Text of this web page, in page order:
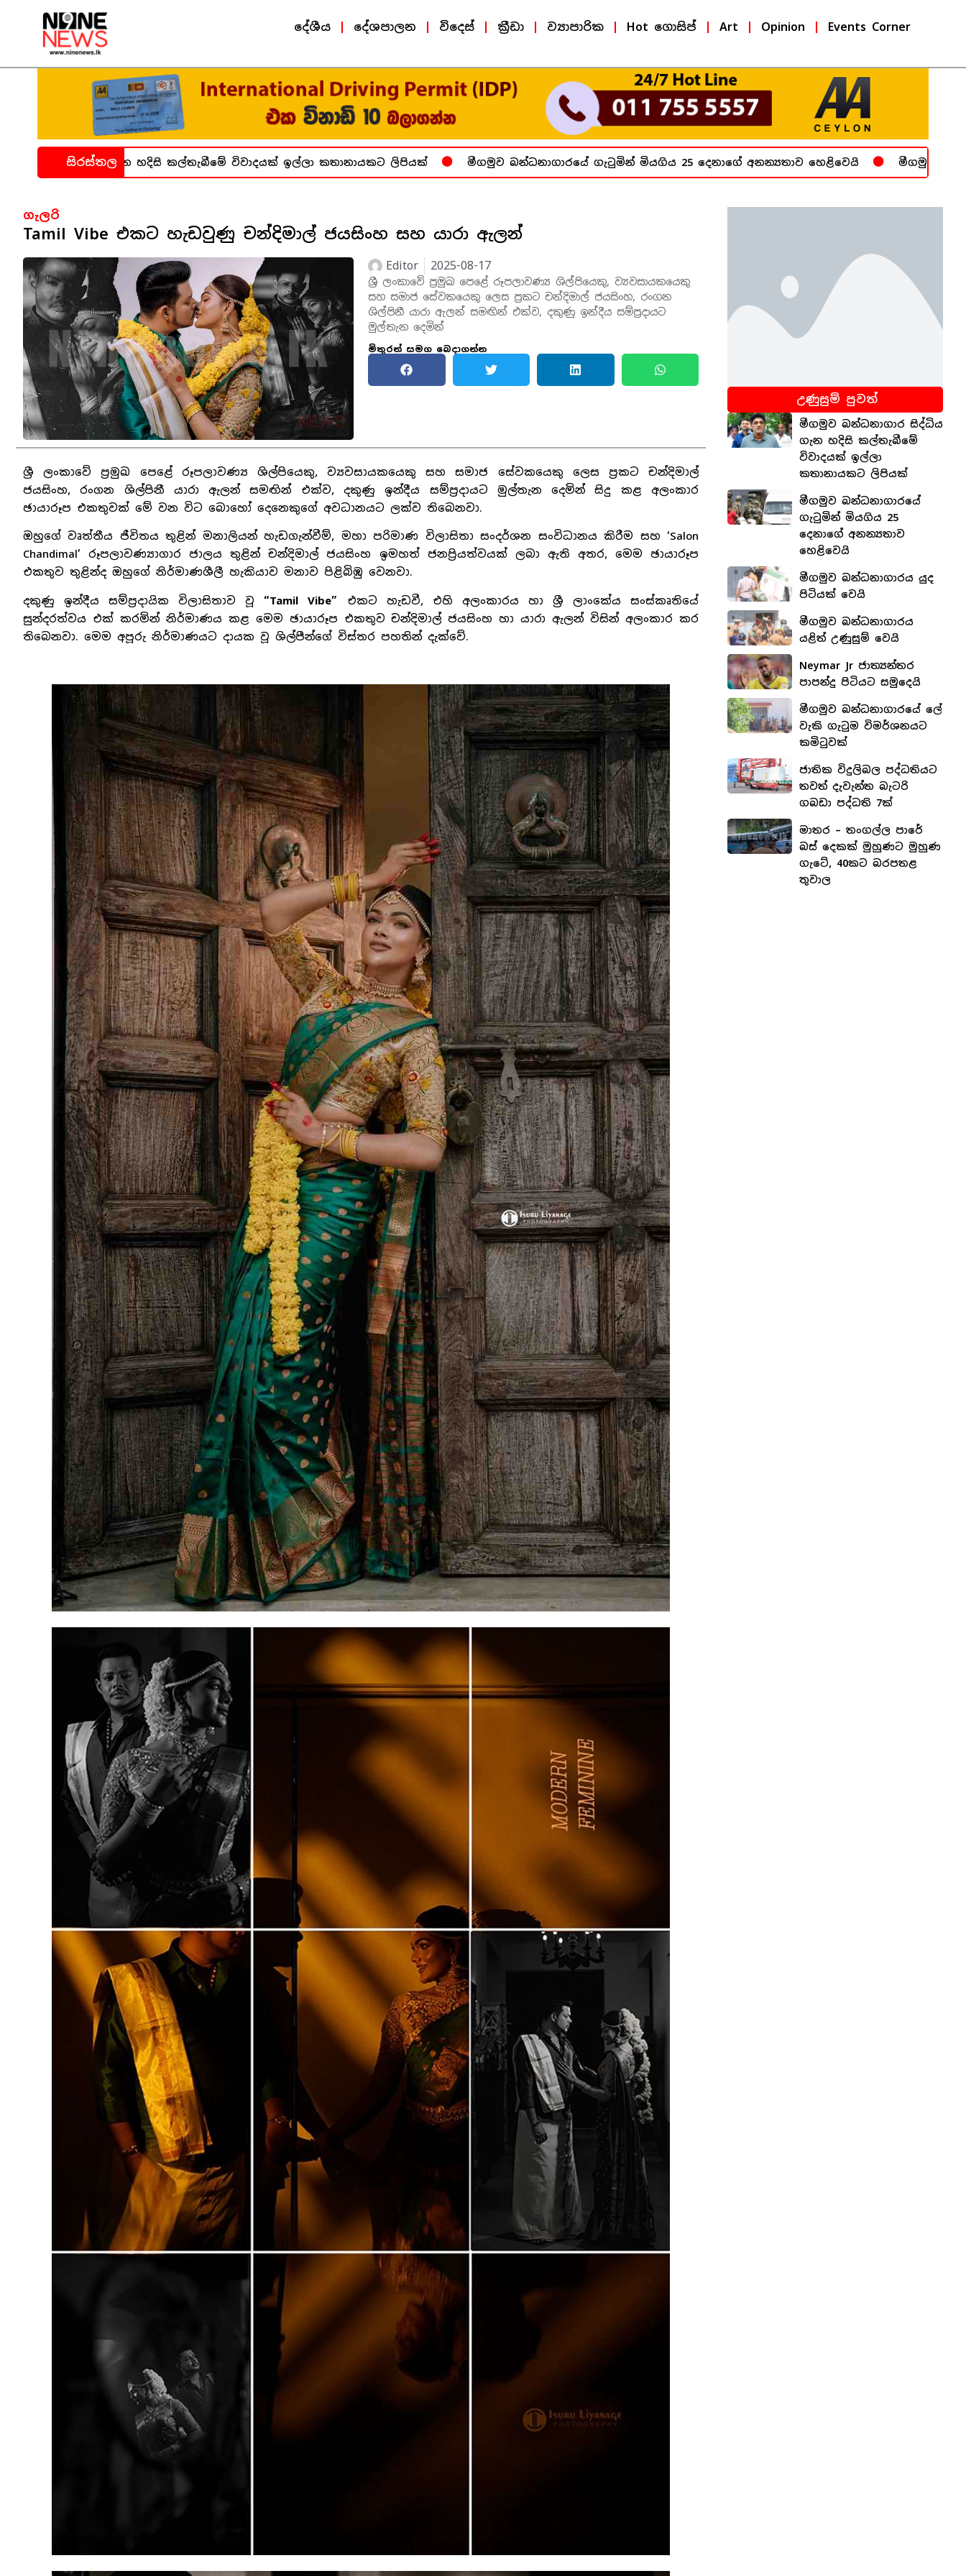
දේශීය දේශපාලන විදෙස් ක්‍රීඩා ව්‍යාපාරික Hot ගොසිප් Art Opinion Events Corner
සිරස්තල
ගැන හදිසි කල්තැබීමේ විවාදයක් ඉල්ලා කතානායකට ලිපියක් මීගමුව බන්ධනාගාරයේ ගැටුමින් මියගිය 25 දෙනාගේ අනන්‍යතාව හෙළිවෙයි මීගමුව බන්ධනාගාරය
ගැලරි
Tamil Vibe එකට හැඩවුණු චන්දිමාල් ජයසිංහ සහ යාරා ඇලන්
Editor 2025-08-17
ශ්‍රී ලංකාවේ ප්‍රමුඛ පෙළේ රූපලාවණ්‍ය ශිල්පියෙකු, ව්‍යවසායකයෙකු
සහ සමාජ සේවකයෙකු ලෙස ප්‍රකට චන්දිමාල් ජයසිංහ, රංගන
ශිල්පිනී යාරා ඇලන් සමඟින් එක්ව, දකුණු ඉන්දීය සම්ප්‍රදායට
මුල්තැන දෙමින්
මිතුරන් සමග බෙදාගන්න
ශ්‍රී ලංකාවේ ප්‍රමුඛ පෙළේ රූපලාවණ්‍ය ශිල්පියෙකු, ව්‍යවසායකයෙකු සහ සමාජ සේවකයෙකු ලෙස ප්‍රකට චන්දිමාල්
ජයසිංහ, රංගන ශිල්පිනී යාරා ඇලන් සමඟින් එක්ව, දකුණු ඉන්දීය සම්ප්‍රදායට මුල්තැන දෙමින් සිදු කළ අලංකාර
ඡායාරූප එකතුවක් මේ වන විට බොහෝ දෙනෙකුගේ අවධානයට ලක්ව තිබෙනවා.
ඔහුගේ වෘත්තීය ජීවිතය තුළින් මනාලියන් හැඩගැන්වීම්, මහා පරිමාණ විලාසිතා සංදර්ශන සංවිධානය කිරීම සහ ‘Salon
Chandimal’ රූපලාවණ්‍යාගාර ජාලය තුළින් චන්දිමාල් ජයසිංහ ඉමහත් ජනප්‍රියත්වයක් ලබා ඇති අතර, මෙම ඡායාරූප
එකතුව තුළින්ද ඔහුගේ නිර්මාණශීලී හැකියාව මනාව පිළිබිඹු වෙනවා.
දකුණු ඉන්දීය සම්ප්‍රදායික විලාසිතාව වූ“Tamil Vibe” එකට හැඩවී, එහි අලංකාරය හා ශ්‍රී ලාංකේය සංස්කෘතියේ
සුන්දරත්වය එක් කරමින් නිර්මාණය කළ මෙම ඡායාරූප එකතුව චන්දිමාල් ජයසිංහ හා යාරා ඇලන් විසින් අලංකාර කර
තිබෙනවා. මෙම අපූරු නිර්මාණයට දායක වූ ශිල්පීන්ගේ විස්තර පහතින් දැක්වේ.
උණුසුම් පුවත්
මීගමුව බන්ධනාගාර සිද්ධිය
ගැන හදිසි කල්තැබීමේ
විවාදයක් ඉල්ලා
කතානායකට ලිපියක්
මීගමුව බන්ධනාගාරයේ
ගැටුමින් මියගිය 25
දෙනාගේ අනන්‍යතාව
හෙළිවෙයි
මීගමුව බන්ධනාගාරය යුද
පිටියක් වෙයි
මීගමුව බන්ධනාගාරය
යළිත් උණුසුම් වෙයි
Neymar Jr ජාත්‍යන්තර
පාපන්දු පිටියට සමුදෙයි
මීගමුව බන්ධනාගාරයේ ලේ
වැකි ගැටුම විමර්ශනයට
කමිටුවක්
ජාතික විදුලිබල පද්ධතියට
තවත් දැවැන්ත බැටරි
ගබඩා පද්ධති 7ක්
මාතර – තංගල්ල පාරේ
බස් දෙකක් මුහුණට මුහුණ
ගැටේ, 40කට බරපතළ
තුවාල